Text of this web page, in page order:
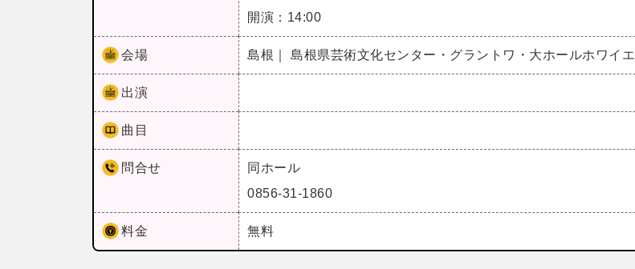
開演：14:00
会場 島根｜ 島根県芸術文化センター・グラントワ・大ホールホワイエ
出演
曲目
問合せ
同ホール
0856-31-1860
料金 無料